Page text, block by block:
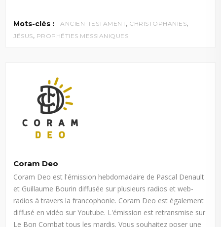
Mots-clés : ANCIEN-TESTAMENT, CHRISTOPHANIES,
JÉSUS, PROPHÉTIES MESSIANIQUES
Coram Deo
Coram Deo est l'émission hebdomadaire de Pascal Denault
et Guillaume Bourin diffusée sur plusieurs radios et web-
radios à travers la francophonie. Coram Deo est également
diffusé en vidéo sur Youtube. L'émission est retransmise sur
Le Bon Combat tous les mardis. Vous souhaitez poser une